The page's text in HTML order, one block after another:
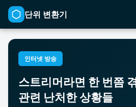
단위 변환기
인터넷 방송
스트리머라면 한 번쯤
관련 난처한 상황들